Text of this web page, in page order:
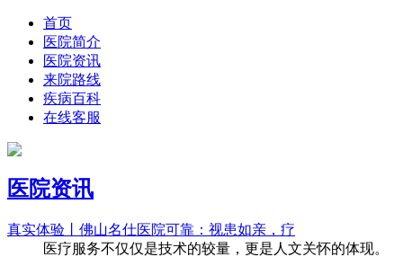
首页
医院简介
医院资讯
来院路线
疾病百科
在线客服
医院资讯
真实体验丨佛山名仕医院可靠：视患如亲，疗
医疗服务不仅仅是技术的较量，更是人文关怀的体现。